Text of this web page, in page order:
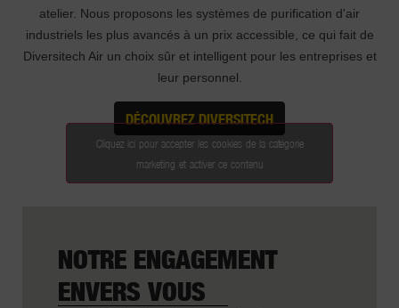
atelier. Nous proposons les systèmes de purification d'air
industriels les plus avancés à un prix accessible, ce qui fait de
Diversitech Air un choix sûr et intelligent pour les entreprises et
leur personnel.
DÉCOUVREZ DIVERSITECH
Cliquez ici pour accepter les cookies de la catégorie
marketing et activer ce contenu
NOTRE ENGAGEMENT
ENVERS VOUS